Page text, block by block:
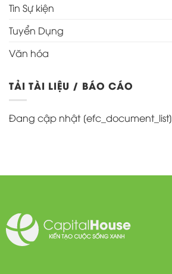
Tin Sự kiện
Tuyển Dụng
Văn hóa
TẢI TÀI LIỆU / BÁO CÁO
Đang cập nhật [efc_document_list]